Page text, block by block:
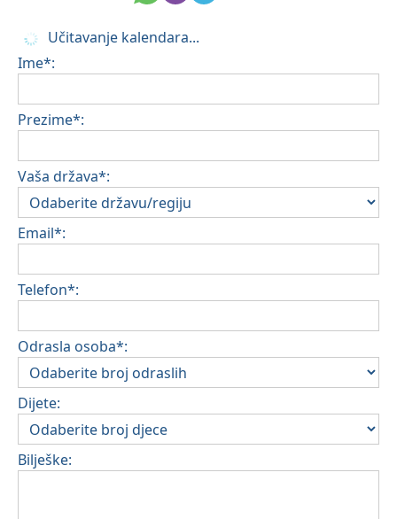
Učitavanje kalendara...
Ime*:
Prezime*:
Vaša država*:
Email*:
Telefon*:
Odrasla osoba*:
Dijete:
Bilješke: